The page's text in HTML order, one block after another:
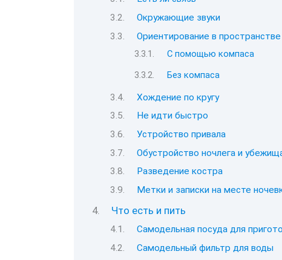
Окружающие звуки
Ориентирование в пространстве
С помощью компаса
Без компаса
Хождение по кругу
Не идти быстро
Устройство привала
Обустройство ночлега и
Разведение костра
Метки и записки на месте
Что есть и пить
Самодельная посуда для
Самодельный фильтр для воды